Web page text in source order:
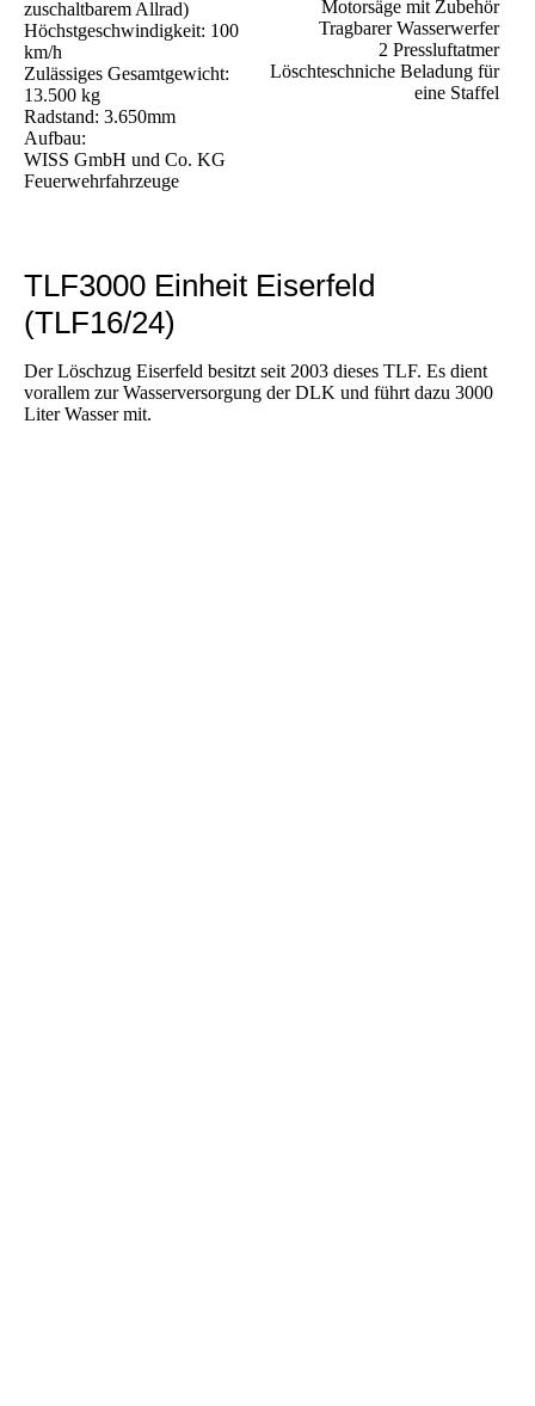
zuschaltbarem Allrad)
Höchstgeschwindigkeit: 100
km/h
Zulässiges Gesamtgewicht:
13.500 kg
Radstand: 3.650mm
Aufbau:
WISS GmbH und Co. KG
Feuerwehrfahrzeuge
Motorsäge mit Zubehör
Tragbarer Wasserwerfer
2 Pressluftatmer
Löschteschniche Beladung für
eine Staffel
TLF3000 Einheit Eiserfeld
(TLF16/24)
Der Löschzug Eiserfeld besitzt seit 2003 dieses TLF. Es dient
vorallem zur Wasserversorgung der DLK und führt dazu 3000
Liter Wasser mit.